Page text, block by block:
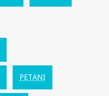
PETANI